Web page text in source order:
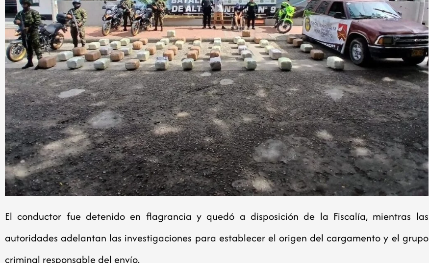
El conductor fue detenido en flagrancia y quedó a disposición de la Fiscalía, mientras las
autoridades adelantan las investigaciones para establecer el origen del cargamento y el grupo
criminal responsable del envío.